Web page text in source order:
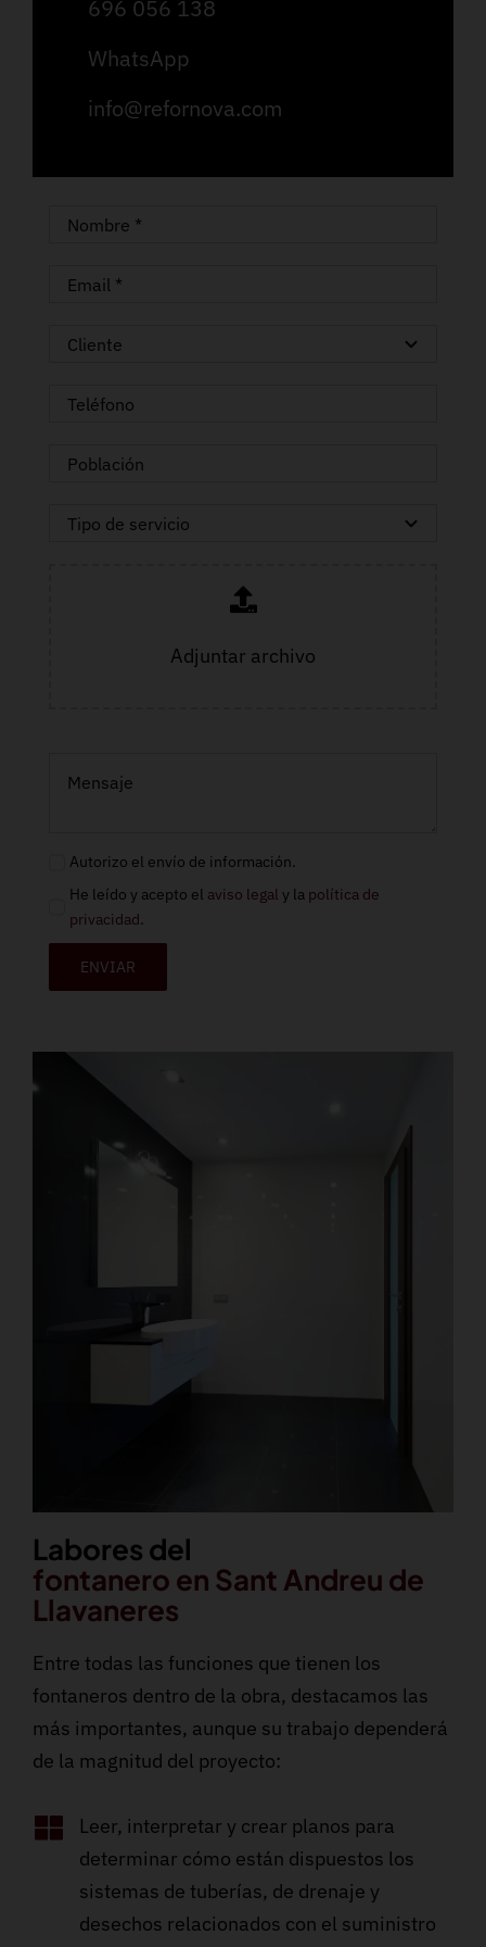
696 056 138
WhatsApp
info@refornova.com
Adjuntar archivo
Autorizo el envío de información.
He leído y acepto el aviso legal y la política de
privacidad.
ENVIAR
Labores del
fontanero en Sant Andreu de
Llavaneres
Entre todas las funciones que tienen los
fontaneros dentro de la obra, destacamos las
más importantes, aunque su trabajo dependerá
de la magnitud del proyecto:
Leer, interpretar y crear planos para
determinar cómo están dispuestos los
sistemas de tuberías, de drenaje y
desechos relacionados con el suministro